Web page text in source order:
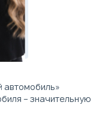
– значительную